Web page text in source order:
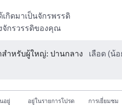
กิดมาเป็นจักรพรรดิ
กรวรรดิของคุณ
สำหรับผู้ใหญ่: ปานกลาง
เลือด (น้
อยู่
อยู่ในรายการโปรด
การเยี่ยมชม